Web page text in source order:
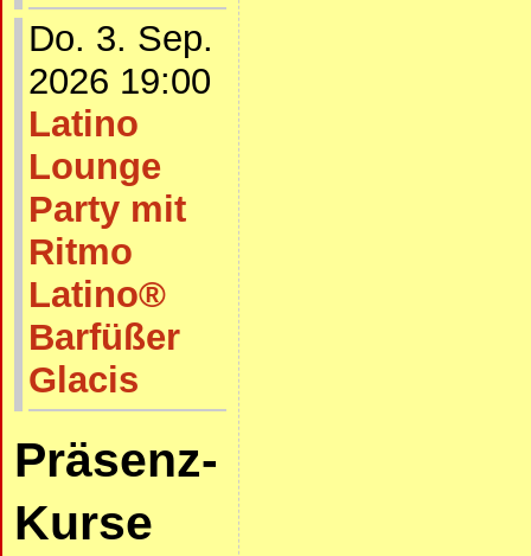
Do. 3. Sep.
2026 19:00
Latino
Lounge
Party mit
Ritmo
Latino®
Barfüßer
Glacis
Präsenz-
Kurse